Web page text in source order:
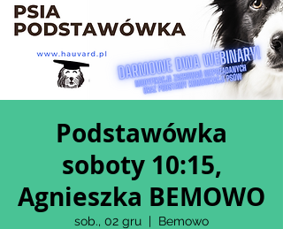
Podstawówka
soboty 10:15,
Agnieszka BEMOWO
sob., 02 gru
  |
Bemowo